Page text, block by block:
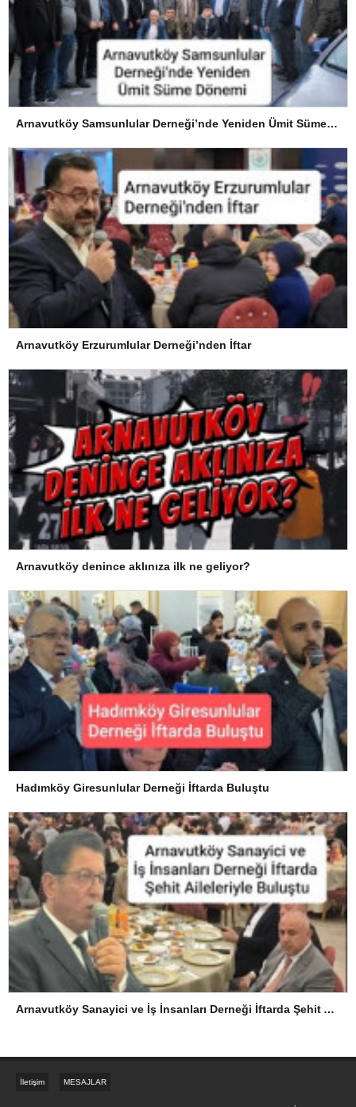
Arnavutköy Samsunlular Derneği’nde Yeniden Ümit Süme Dönemi
Arnavutköy Erzurumlular Derneği’nden İftar
Arnavutköy denince aklınıza ilk ne geliyor?
Hadımköy Giresunlular Derneği İftarda Buluştu
Arnavutköy Sanayici ve İş İnsanları Derneği İftarda Şehit Aileleriyle Buluştu
İletişim MESAJLAR